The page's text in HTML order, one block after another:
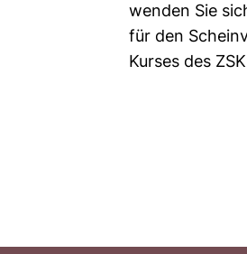
wenden Sie
für den
Kurses des